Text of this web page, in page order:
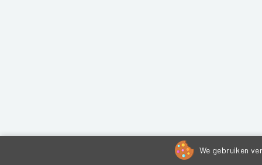
We gebruiken